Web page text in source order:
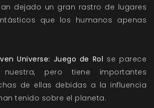
dejado un gran rastro de lugares
que los humanos apenas
Universe: Juego de Rol se parece
pero tiene importantes
de ellas debidas a la influencia
tenido sobre el planeta.